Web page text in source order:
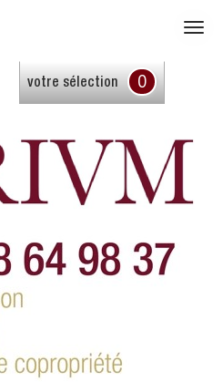
votre sélection 0